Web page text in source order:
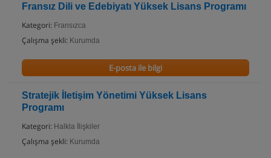
Fransız Dili ve Edebiyatı Yüksek Lisans Programı
Kategori: Fransızca
Çalışma şekli: Kurumda
E-posta ile bilgi
Stratejik İletişim Yönetimi Yüksek Lisans
Programı
Kategori: Halkla İlişkiler
Çalışma şekli: Kurumda